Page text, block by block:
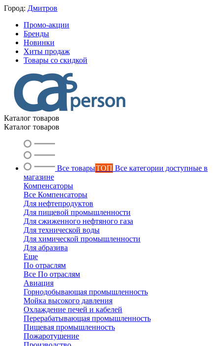
Город: Дмитров
Промо-акции
Бренды
Новинки
Хиты продаж
Товары со скидкой
Каталог товаров
Каталог товаров
Все товарыТОП Все категории доступные в
магазине
Компенсаторы
Все Компенсаторы
Для нефтепродуктов
Для пищевой промышленности
Для сжиженного нефтяного газа
Для технической воды
Для химической промышленности
Для абразива
Еще
По отраслям
Все По отраслям
Авиация
Горнодобывающая промышленность
Мойка высокого давления
Охлаждение печей и кабелей
Перерабатывающая промышленность
Пищевая промышленность
Пожаротушение